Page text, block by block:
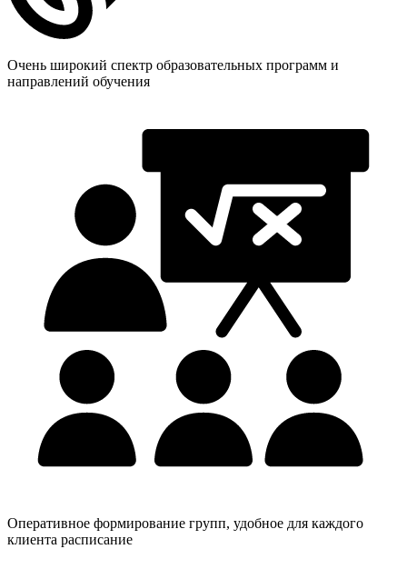
Очень широкий спектр образовательных программ и
направлений обучения
Оперативное формирование групп, удобное для каждого
клиента расписание